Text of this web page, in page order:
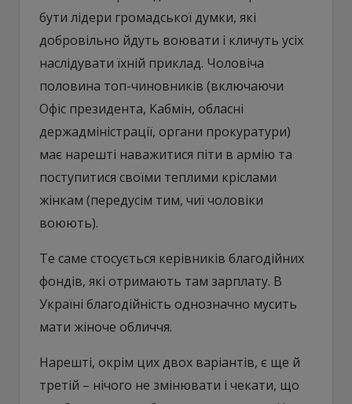
бути лідери громадської думки, які
добровільно йдуть воювати і кличуть усіх
наслідувати їхній приклад. Чоловіча
половина топ-чиновників (включаючи
Офіс президента, Кабмін, обласні
держадміністрації, органи прокуратури)
має нарешті наважитися піти в армію та
поступитися своїми теплими кріслами
жінкам (передусім тим, чиї чоловіки
воюють).
Те саме стосується керівників благодійних
фондів, які отримають там зарплату. В
Україні благодійність однозначно мусить
мати жіноче обличчя.
Нарешті, окрім цих двох варіантів, є ще й
третій – нічого не змінювати і чекати, що